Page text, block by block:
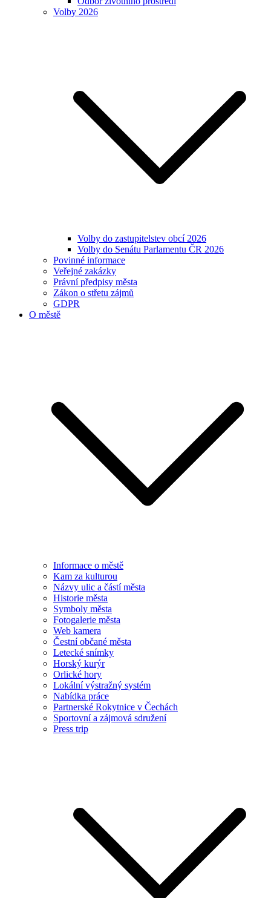
Volby 2026
Volby do zastupitelstev obcí 2026
Volby do Senátu Parlamentu ČR 2026
Povinné informace
Veřejné zakázky
Právní předpisy města
Zákon o střetu zájmů
GDPR
O městě
Informace o městě
Kam za kulturou
Názvy ulic a částí města
Historie města
Symboly města
Fotogalerie města
Web kamera
Čestní občané města
Letecké snímky
Horský kurýr
Orlické hory
Lokální výstražný systém
Nabídka práce
Partnerské Rokytnice v Čechách
Sportovní a zájmová sdružení
Press trip